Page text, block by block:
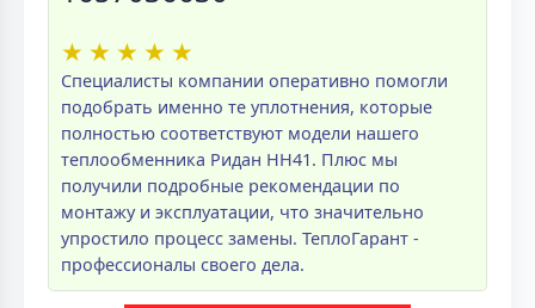
★ ★ ★ ★ ★
Специалисты компании оперативно помогли
подобрать именно те уплотнения, которые
полностью соответствуют модели нашего
теплообменника Ридан НН41. Плюс мы
получили подробные рекомендации по
монтажу и эксплуатации, что значительно
упростило процесс замены. ТеплоГарант -
профессионалы своего дела.